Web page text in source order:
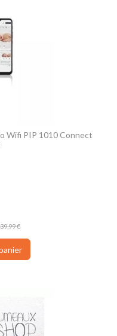
Wifi PIP 1010 Connect
€